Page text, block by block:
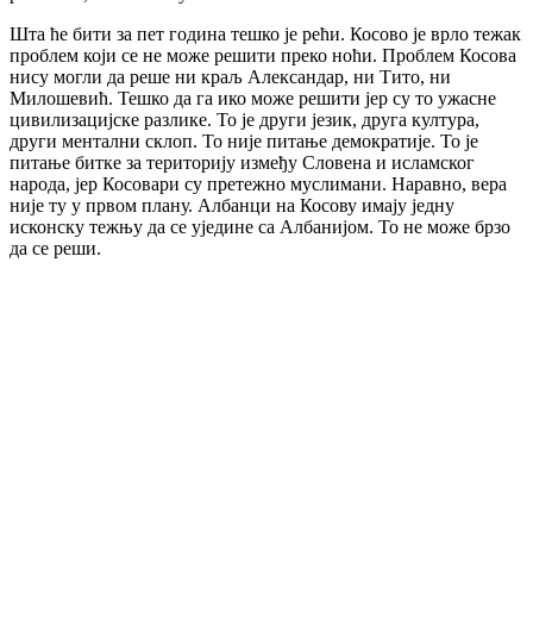
Шта ће бити за пет година тешко је рећи. Косово је врло тежак
проблем који се не може решити преко ноћи. Проблем Косова
нису могли да реше ни краљ Александар, ни Тито, ни
Милошевић. Тешко да га ико може решити јер су то ужасне
цивилизацијске разлике. То је други језик, друга култура,
други ментални склоп. То није питање демократије. То је
питање битке за територију између Словена и исламског
народа, јер Косовари су претежно муслимани. Наравно, вера
није ту у првом плану. Албанци на Косову имају једну
исконску тежњу да се уједине са Албанијом. То не може брзо
да се реши.